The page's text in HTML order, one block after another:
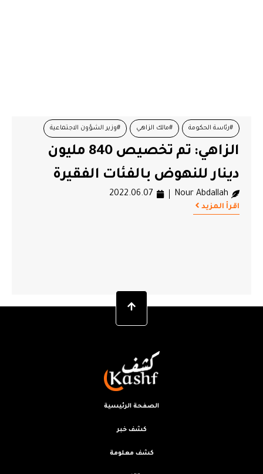
#رئاسة الحكومة #مالك الزاهي #وزير الشؤون الاجتماعية
الزاهي: تم تخصيص 840 مليون
دينار للنهوض بالفئات الفقيرة
Nour Abdallah
2022.06.07
اقرأ المزيد
الصفحة الرئيسية
كشف خبر
كشف معلومة